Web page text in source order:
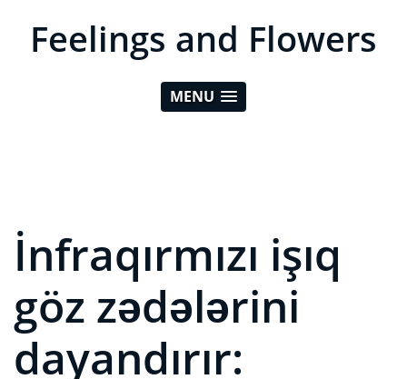
Feelings and Flowers
MENU
İnfraqırmızı işıq
göz zədələrini
dayandırır: